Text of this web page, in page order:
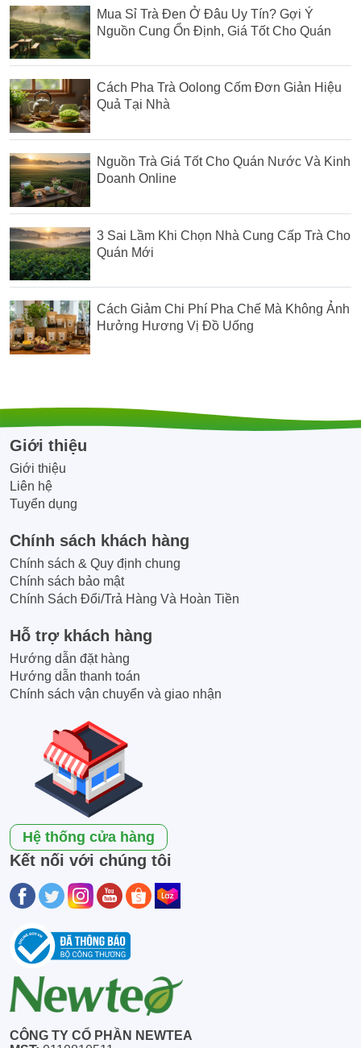
Mua Sỉ Trà Đen Ở Đâu Uy Tín? Gợi Ý
Nguồn Cung Ổn Định, Giá Tốt Cho Quán
Cách Pha Trà Oolong Cốm Đơn Giản Hiệu
Quả Tại Nhà
Nguồn Trà Giá Tốt Cho Quán Nước Và Kinh
Doanh Online
3 Sai Lầm Khi Chọn Nhà Cung Cấp Trà Cho
Quán Mới
Cách Giảm Chi Phí Pha Chế Mà Không Ảnh
Hưởng Hương Vị Đồ Uống
Giới thiệu
Giới thiệu
Liên hệ
Tuyển dụng
Chính sách khách hàng
Chính sách & Quy định chung
Chính sách bảo mật
Chính Sách Đổi/Trả Hàng Và Hoàn Tiền
Hỗ trợ khách hàng
Hướng dẫn đặt hàng
Hướng dẫn thanh toán
Chính sách vận chuyển và giao nhận
Hệ thống cửa hàng
Kết nối với chúng tôi
CÔNG TY CỔ PHẦN NEWTEA